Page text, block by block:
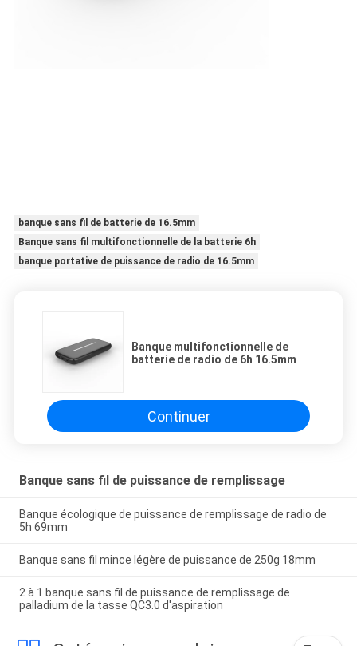
banque sans fil de batterie de 16.5mm
Banque sans fil multifonctionnelle de la batterie 6h
banque portative de puissance de radio de 16.5mm
Banque multifonctionnelle de
batterie de radio de 6h 16.5mm
Continuer
Banque sans fil de puissance de remplissage
Banque écologique de puissance de remplissage de radio de
5h 69mm
Banque sans fil mince légère de puissance de 250g 18mm
2 à 1 banque sans fil de puissance de remplissage de
palladium de la tasse QC3.0 d'aspiration